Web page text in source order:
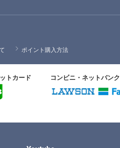
ポイント購入方法
トカード コンビニ・ネットバンク